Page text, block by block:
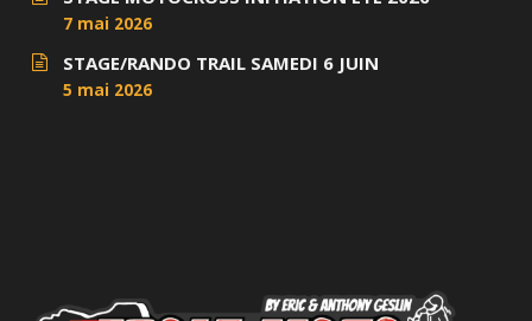
7 mai 2026
STAGE/RANDO TRAIL SAMEDI 6 JUIN
5 mai 2026